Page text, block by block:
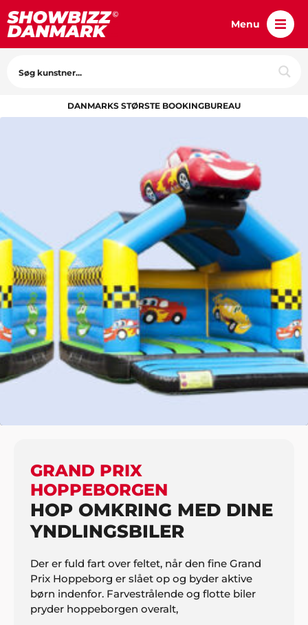
Menu
DANMARKS STØRSTE BOOKINGBUREAU
FORLYSTELSESAKTIVITETER
GRAND PRIX
HOPPEBORGEN
HOP OMKRING MED DINE
YNDLINGSBILER
Der er fuld fart over feltet, når den fine Grand
Prix Hoppeborg er slået op og byder aktive
børn indenfor. Farvestrålende og flotte biler
pryder hoppeborgen overalt,